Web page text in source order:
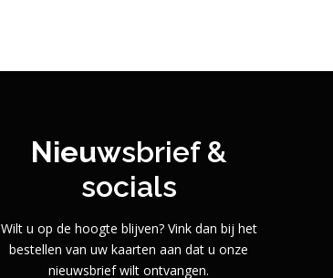
Nieuwsbrief &
socials
Wilt u op de hoogte blijven? Vink dan bij het
bestellen van uw kaarten aan dat u onze
nieuwsbrief wilt ontvangen.